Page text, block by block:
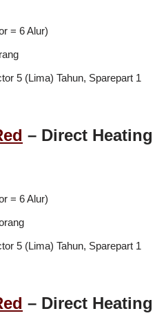
= 6 Alur)
5 (Lima) Tahun, Sparepart 1
– Direct Heating
= 6 Alur)
5 (Lima) Tahun, Sparepart 1
– Direct Heating